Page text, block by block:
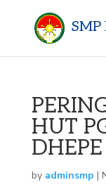
SMP
HUT
DHEPE
by adminsmp |